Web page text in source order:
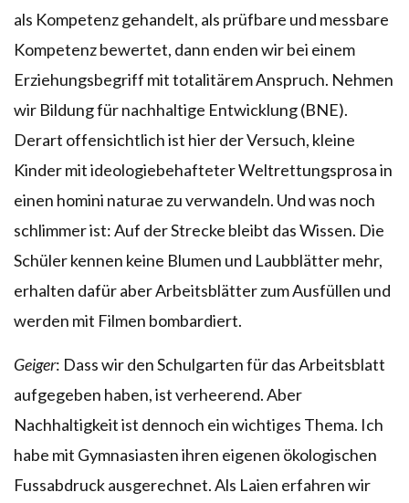
als Kompetenz gehandelt, als prüfbare und messbare
Kompetenz bewertet, dann enden wir bei einem
Erziehungsbegriff mit totalitärem Anspruch. Nehmen
wir Bildung für nachhaltige Entwicklung (BNE).
Derart offensichtlich ist hier der Versuch, kleine
Kinder mit ideologiebehafteter Weltrettungsprosa in
einen homini naturae zu verwandeln. Und was noch
schlimmer ist: Auf der Strecke bleibt das Wissen. Die
Schüler kennen keine Blumen und Laubblätter mehr,
erhalten dafür aber Arbeitsblätter zum Ausfüllen und
werden mit Filmen bombardiert.
Geiger: Dass wir den Schulgarten für das Arbeitsblatt
aufgegeben haben, ist verheerend. Aber
Nachhaltigkeit ist dennoch ein wichtiges Thema. Ich
habe mit Gymnasiasten ihren eigenen ökologischen
Fussabdruck ausgerechnet. Als Laien erfahren wir